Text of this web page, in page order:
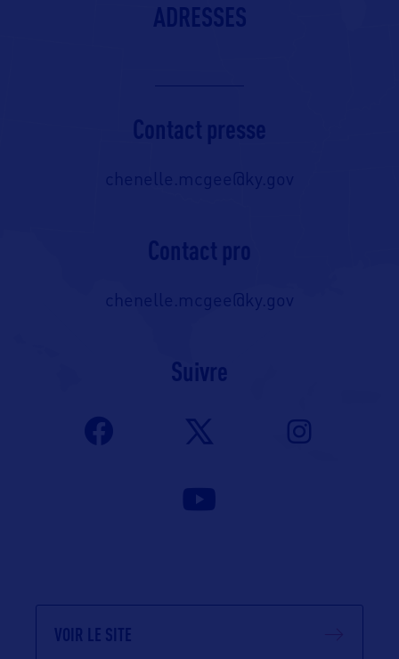
ADRESSES
Contact presse
chenelle.mcgee@ky.gov
chenelle.mcgee@ky.gov
Suivre
VOIR LE SITE